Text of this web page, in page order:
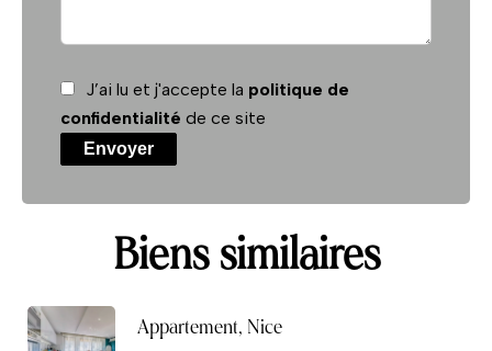
J’ai lu et j'accepte la politique de
confidentialité de ce site
Envoyer
Biens similaires
Appartement, Nice